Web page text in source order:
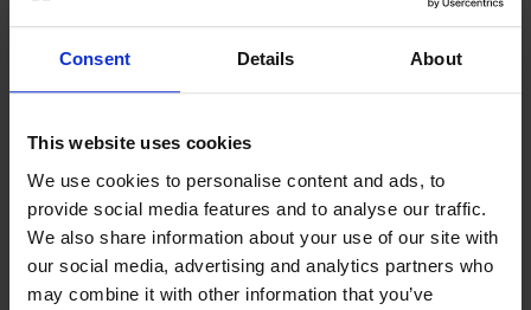
Consent Details About
This website uses cookies
We use cookies to personalise content and ads, to
provide social media features and to analyse our traffic.
We also share information about your use of our site with
our social media, advertising and analytics partners who
may combine it with other information that you’ve
Algemene toegang
Beleef internationale springsport van dichtbij met een
General Admission-ticket voor bezoekers vanaf 13 jaar.